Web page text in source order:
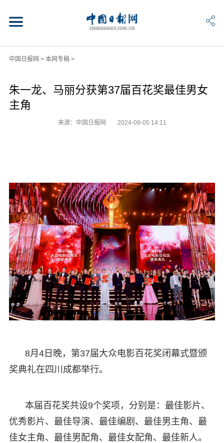
中国日报网 > 本网专稿>
朱一龙、马丽分获第37届百花奖最佳男女
主角
来源：中国日报网 2024-08-05 14:11
8月4日晚，第37届大众电影百花奖闭幕式暨颁
奖典礼在四川成都举行。
本届百花奖共设9个奖项，分别是：最佳影片、
优秀影片、最佳导演、最佳编剧、最佳男主角、最
佳女主角、最佳男配角、最佳女配角、最佳新人。